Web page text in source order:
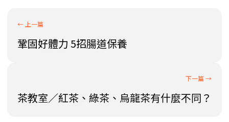
鞏固好體力 5招腸道保養
茶教室／紅茶、綠茶、烏龍茶有什麼不同？